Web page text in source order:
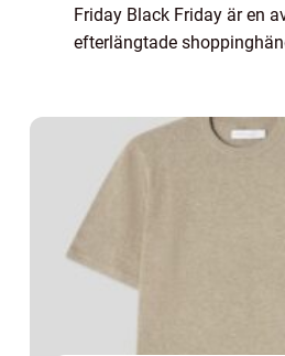
Friday Black Friday är en
efterlängtade
inklusive Sver...